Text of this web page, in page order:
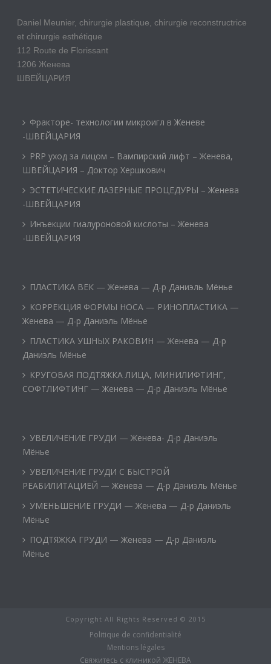
Daniel Meunier, chirurgie plastique, chirurgie reconstructrice
et chirurgie esthétique
112 Route de Florissant
1206 Женева
ШВЕЙЦАРИЯ
Фракторе- технологии микроигл в Женеве
-ШВЕЙЦАРИЯ
PRP уход за лицом – Вампирский лифт – Женева,
ШВЕЙЦАРИЯ – Доктор Хершкович
ЭСТЕТИЧЕСКИЕ ЛАЗЕРНЫЕ ПРОЦЕДУРЫ – Женева
-ШВЕЙЦАРИЯ
Инъекции гиалуроновой кислоты – Женева
-ШВЕЙЦАРИЯ
ПЛАСТИКА ВЕК — Женева — Д-р Даниэль Мёнье
КОРРЕКЦИЯ ФОРМЫ НОСА — РИНОПЛАСТИКА —
Женева — Д-р Даниэль Мёнье
ПЛАСТИКА УШНЫХ РАКОВИН — Женева — Д-р
Даниэль Мёнье
КРУГОВАЯ ПОДТЯЖКА ЛИЦА, МИНИЛИФТИНГ,
СОФТЛИФТИНГ — Женева — Д-р Даниэль Мёнье
УВЕЛИЧЕНИЕ ГРУДИ — Женева- Д-р Даниэль
Мёнье
УВЕЛИЧЕНИЕ ГРУДИ С БЫСТРОЙ
РЕАБИЛИТАЦИЕЙ — Женева — Д-р Даниэль Мёнье
УМЕНЬШЕНИЕ ГРУДИ — Женева — Д-р Даниэль
Мёнье
ПОДТЯЖКА ГРУДИ — Женева — Д-р Даниэль
Мёнье
Copyright All Rights Reserved © 2015
Politique de confidentialité
Mentions légales
Свяжитесь с клиникой ЖЕНЕВА